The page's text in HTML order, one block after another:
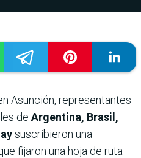
Asunción, representantes
de Argentina, Brasil,
suscribieron una
fijaron una hoja de ruta